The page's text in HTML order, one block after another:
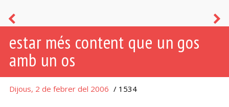
estar més content que un gos
amb un os
Dijous, 2 de febrer del 2006 / 1534
gos
petaner